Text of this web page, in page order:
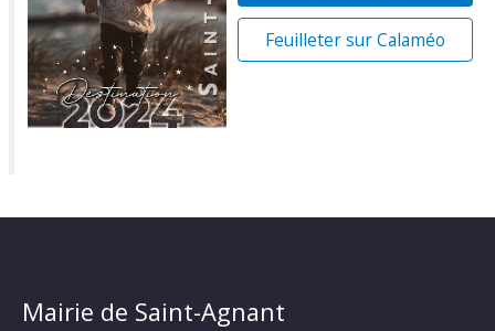
Feuilleter sur Calaméo
Mairie de Saint-Agnant